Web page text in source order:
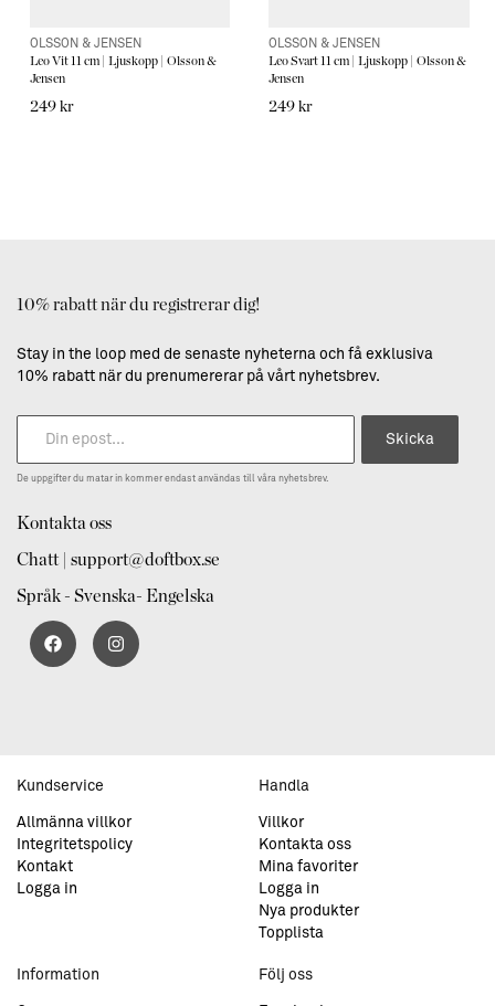
OLSSON & JENSEN
Leo Vit 11 cm | Ljuskopp | Olsson &
Jensen
249 kr
OLSSON & JENSEN
Leo Svart 11 cm | Ljuskopp | Olsson &
Jensen
249 kr
10% rabatt när du registrerar dig!
Stay in the loop med de senaste nyheterna och få exklusiva
10% rabatt när du prenumererar på vårt nyhetsbrev.
Skicka
De uppgifter du matar in kommer endast användas till våra nyhetsbrev.
Kontakta oss
Chatt | support@doftbox.se
Språk - Svenska- Engelska
Kundservice
Allmänna villkor
Integritetspolicy
Kontakt
Logga in
Handla
Villkor
Kontakta oss
Mina favoriter
Logga in
Nya produkter
Topplista
Information Följ oss